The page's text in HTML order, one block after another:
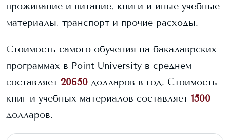
проживание и питание, книги и иные учебные
материалы, транспорт и прочие расходы.
Стоимость самого обучения на бакалаврских
программах в Point University в среднем
составляет 20650 долларов в год. Стоимость
книг и учебных материалов составляет 1500
долларов.